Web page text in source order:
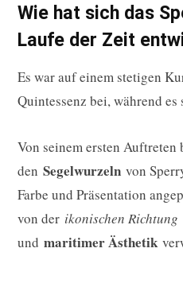
Wie hat sich das
Laufe der Zeit
Es war auf einem stetigen
Quintessenz bei, während
Von seinem ersten Auftreten
den Segelwurzeln von
Farbe und Präsentation
von der ikonischen Richtung
und maritimer Ästhetik